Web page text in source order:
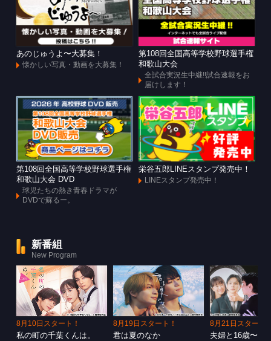
あのじゅうよ〜大募集！
懐かしい写真・動画を大募集！
第108回全国高等学校野球選手権
和歌山大会
全試合実況生中継!!試合速報をお
届けします！
第108回全国高等学校野球選手権
和歌山大会 DVD
球児たちの熱き青春ドラマが
DVDで蘇るー。
栄谷五郎LINEスタンプ発売中！
LINEスタンプ発売中！
新番組
New Program
8月10日スタート！
私の町の千葉くんは。
8月19日スタート！
君は夏のなか
8月21日スタート
夫婦と16歳〜狂